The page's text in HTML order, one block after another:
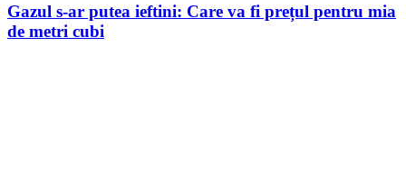
Gazul s-ar putea ieftini: Care va fi prețul pentru mia
de metri cubi